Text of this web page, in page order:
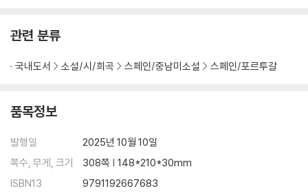
관련 분류
국내도서 소설/시/희곡 스페인/중남미소설 스페인/포르투갈
품목정보
발행일
2025년 10월 10일
쪽수, 무게, 크기
308쪽 | 148*210*30mm
ISBN13
9791192667683